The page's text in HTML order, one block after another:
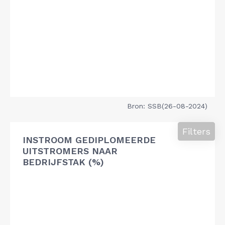
Bron: SSB(26-08-2024)
INSTROOM GEDIPLOMEERDE
UITSTROMERS NAAR
BEDRIJFSTAK (%)
Filters